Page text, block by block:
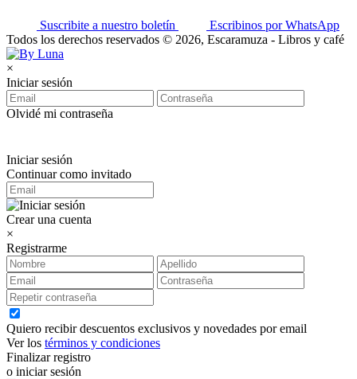
Suscribite a nuestro boletín
Escribinos por WhatsApp
Todos los derechos reservados © 2026, Escaramuza - Libros y café
×
Iniciar sesión
Olvidé mi contraseña
Iniciar sesión
Continuar como invitado
Crear una cuenta
×
Registrarme
Quiero recibir descuentos exclusivos y novedades por email
Ver los términos y condiciones
Finalizar registro
o iniciar sesión